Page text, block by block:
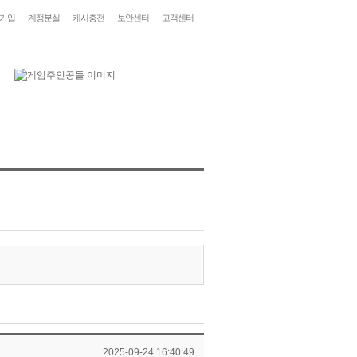
입 계정분실 캐시충전 보안센터 고객센터
2025-09-24 16:40:49